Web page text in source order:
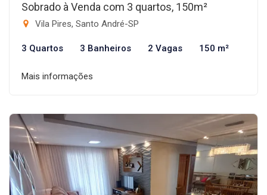
Sobrado à Venda com 3 quartos, 150m²
Vila Pires, Santo André-SP
3 Quartos 3 Banheiros 2 Vagas 150 m²
Mais informações